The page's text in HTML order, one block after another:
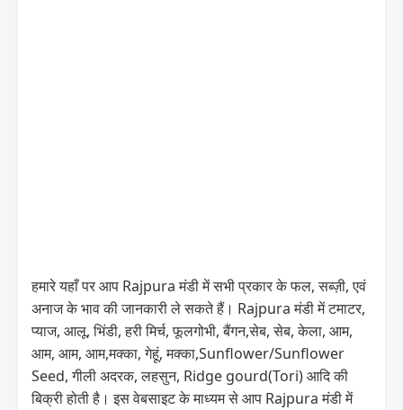
हमारे यहाँ पर आप Rajpura मंडी में सभी प्रकार के फल, सब्ज़ी, एवं
अनाज के भाव की जानकारी ले सकते हैं। Rajpura मंडी में टमाटर,
प्याज, आलू, भिंडी, हरी मिर्च, फूलगोभी, बैंगन,सेब, सेब, केला, आम,
आम, आम, आम,मक्का, गेहूं, मक्का,Sunflower/Sunflower
Seed, गीली अदरक, लहसुन, Ridge gourd(Tori) आदि की
बिक्री होती है। इस वेबसाइट के माध्यम से आप Rajpura मंडी में